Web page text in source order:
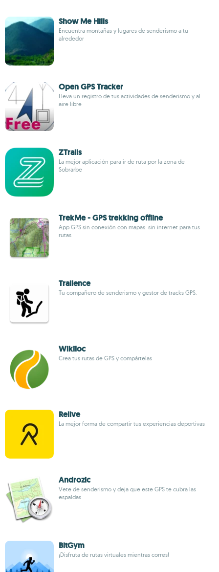
Show Me Hills
Encuentra montañas y lugares de senderismo a tu
alrededor
Open GPS Tracker
Lleva un registro de tus actividades de senderismo y al
aire libre
ZTrails
La mejor aplicación para ir de ruta por la zona de
Sobrarbe
TrekMe - GPS trekking offline
App GPS sin conexión con mapas: sin internet para tus
rutas
Trailence
Tu compañero de senderismo y gestor de tracks GPS.
Wikiloc
Crea tus rutas de GPS y compártelas
Relive
La mejor forma de compartir tus experiencias deportivas
Androzic
Vete de senderismo y deja que este GPS te cubra las
espaldas
BitGym
¡Disfruta de rutas virtuales mientras corres!